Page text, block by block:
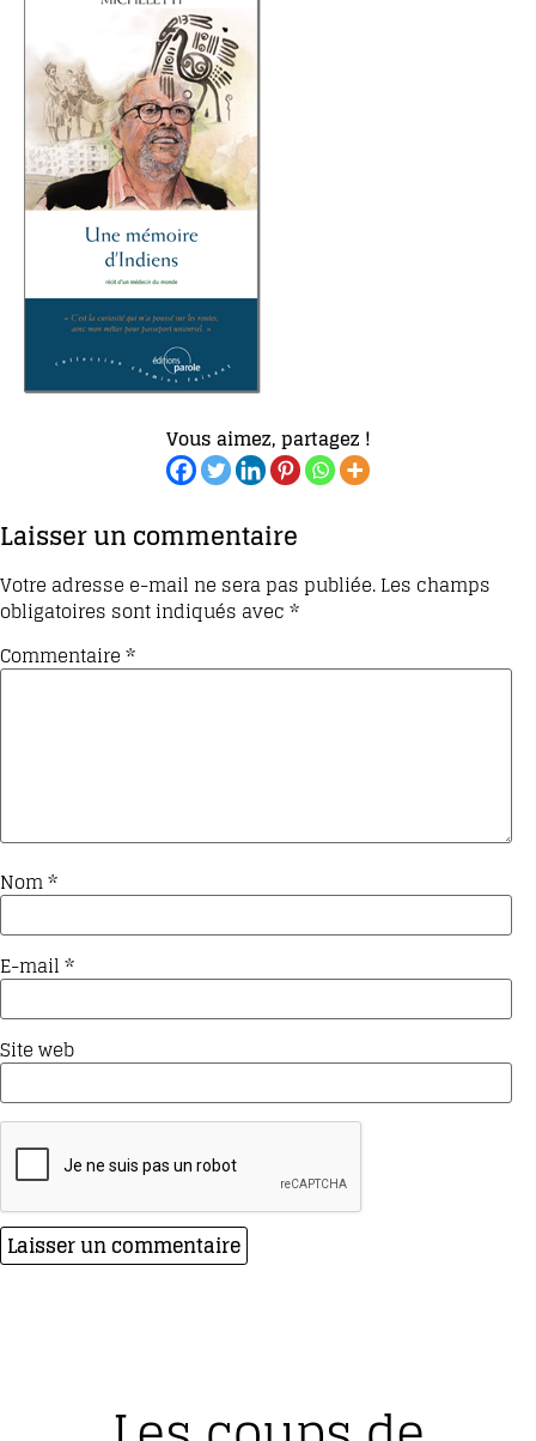
Vous aimez, partagez !
Laisser un commentaire
Votre adresse e-mail ne sera pas publiée.Les champs
obligatoires sont indiqués avec*
Commentaire*
Nom*
E-mail*
Site web